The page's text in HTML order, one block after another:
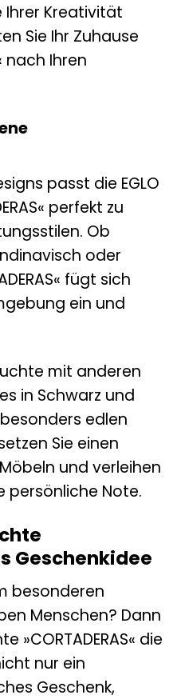
Ihrer Kreativität
Sie Ihr Zuhause
nach Ihren
passt die EGLO
perfekt zu
Ob
oder
fügt sich
ein und
mit anderen
in Schwarz und
edlen
Sie einen
und verleihen
persönliche Note.
Geschenkidee
besonderen
Menschen? Dann
»CORTADERAS« die
nur ein
Geschenk,